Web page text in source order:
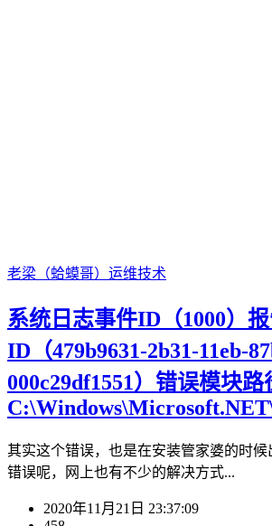
老梁（蛤蟆哥） 运维技术
系统日志事件ID（1000）
ID（479b9631-2b31-11eb-
000c29df1551）错误模块路
其实这个错误，也是在安装管家婆的时
错误呢，网上也有不少的解决方式...
2020年11月21日 23:37:09